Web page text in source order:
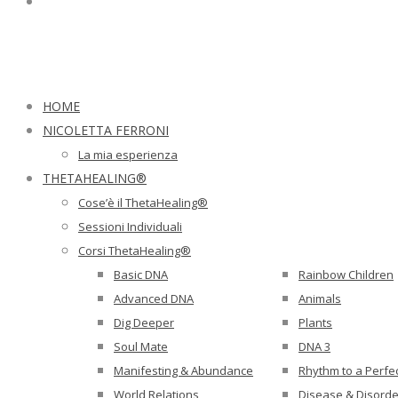
HOME
NICOLETTA FERRONI
La mia esperienza
THETAHEALING®
Cose’è il ThetaHealing®
Sessioni Individuali
Corsi ThetaHealing®
Basic DNA
Advanced DNA
Dig Deeper
Soul Mate
Manifesting & Abundance
World Relations
Rainbow Children
Animals
Plants
DNA 3
Rhythm to a
Disease &